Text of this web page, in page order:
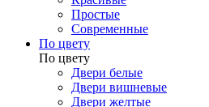
Простые
Современные
По цвету
По цвету
Двери белые
Двери вишневые
Двери желтые